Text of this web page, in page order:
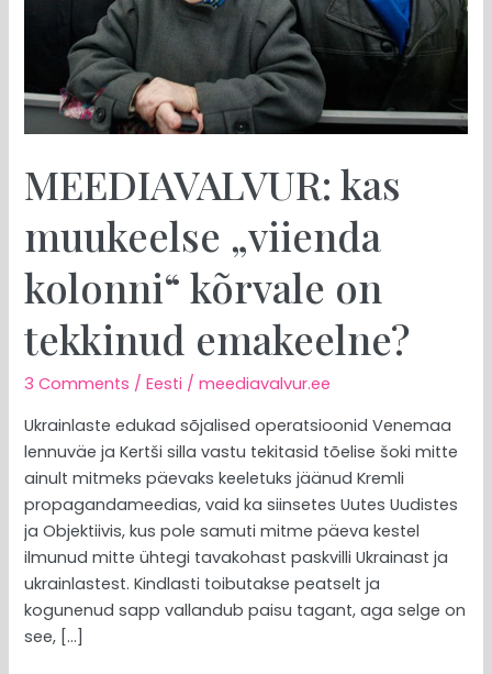
MEEDIAVALVUR: kas
muukeelse „viienda
kolonni“ kõrvale on
tekkinud emakeelne?
3 Comments /Eesti /meediavalvur.ee
Ukrainlaste edukad sõjalised operatsioonid Venemaa
lennuväe ja Kertši silla vastu tekitasid tõelise šoki mitte
ainult mitmeks päevaks keeletuks jäänud Kremli
propagandameedias, vaid ka siinsetes Uutes Uudistes
ja Objektiivis, kus pole samuti mitme päeva kestel
ilmunud mitte ühtegi tavakohast paskvilli Ukrainast ja
ukrainlastest. Kindlasti toibutakse peatselt ja
kogunenud sapp vallandub paisu tagant, aga selge on
see, […]
emakeelne?